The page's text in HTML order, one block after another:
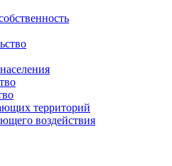
территорий
воздействия